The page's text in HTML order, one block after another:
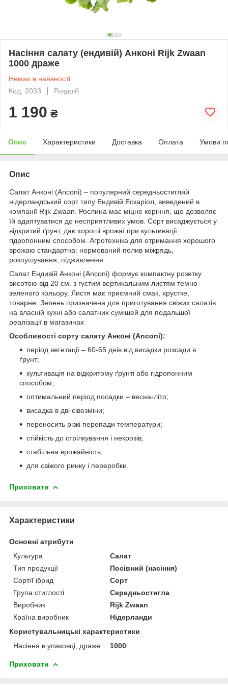
Насіння салату (ендивій) Анконі Rijk Zwaan
1000 драже
Немає в наявності
Код: 2033
Роздріб
1 190 ₴
Опис Характеристики Доставка Оплата Умови
Опис
Салат Анконі (Anconi) – популярний середньостиглий
нідерландський сорт типу Ендивій Ескаріол, виведений в
компанії Rijk Zwaan. Рослина має міцне коріння, що дозволяє
їй адаптуватися до несприятливих умов. Сорт висаджується у
відкритий ґрунт, дає хороші врожаї при культивації
гідропонним способом. Агротехніка для отримання хорошого
врожаю стандартна: нормований полив міжрядь,
розпушування, підживлення.
Салат Ендивій Анконі (Anconi) формує компактну розетку
висотою від 20 см. з густим вертикальним листям темно-
зеленого кольору. Листя має приємний смак, хрустке,
товарне. Зелень призначена для приготування свіжих салатів
на власній кухні або салатних сумішей для подальшої
реалізації в магазинах
Особливості сорту салату Анконі (Anconi):
період вегетації – 60-65 днів від висадки розсади в
ґрунт;
культивація на відкритому ґрунті або гідропонним
способом;
оптимальний період посадки – весна-літо;
висадка в дві сівозміни;
переносить різкі перепади температури;
стійкість до стрілкування і некрозів;
стабільна врожайність;
для свіжого ринку і переробки.
Приховати
Характеристики
Основні атрибути
Культура
Салат
Тип продукції
Посівний (насіння)
Сорт/Гібрид
Сорт
Група стиглості
Середньостигла
Виробник
Rijk Zwaan
Країна виробник
Нідерланди
Користувальницькі характеристики
Насіння в упаковці, драже
1000
Приховати